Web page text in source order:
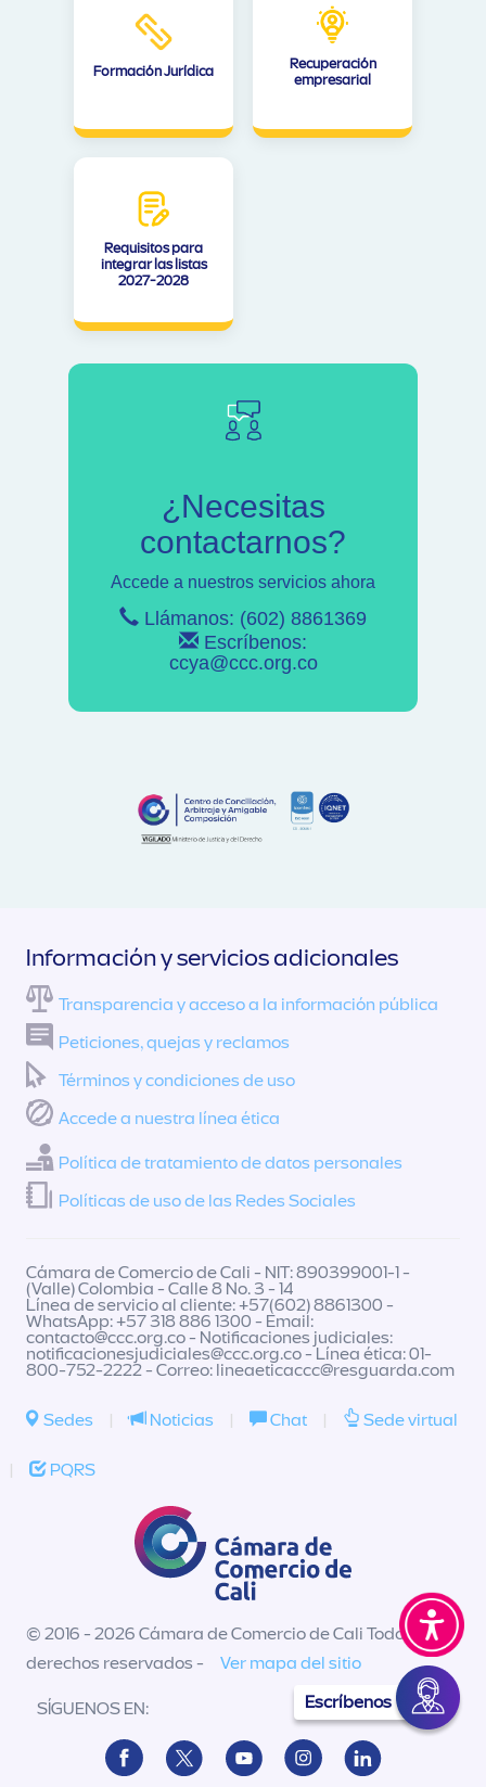
Formación Jurídica
Recuperación
empresarial
Requisitos para
integrar las listas
2027-2028
¿Necesitas
contactarnos?
Accede a nuestros servicios ahora
Llámanos: (602) 8861369
Escríbenos:
ccya@ccc.org.co
Escríbenos
Información y servicios adicionales
Transparencia y acceso a la información pública
Peticiones, quejas y reclamos
Términos y condiciones de uso
Accede a nuestra línea ética
Política de tratamiento de datos personales
Políticas de uso de las Redes Sociales
Cámara de Comercio de Cali - NIT: 890399001-1 -
(Valle) Colombia - Calle 8 No. 3 - 14
Línea de servicio al cliente: +57(602) 8861300 -
WhatsApp: +57 318 886 1300 - Email:
contacto@ccc.org.co- Notificaciones judiciales:
notificacionesjudiciales@ccc.org.co- Línea ética: 01-
800-752-2222 - Correo: lineaeticaccc@resguarda.com
Sedes | Noticias | Chat | Sede virtual
| PQRS
© 2016 - 2026 Cámara de Comercio de Cali Todos los
derechos reservados -
Ver mapa del sitio
SÍGUENOS EN: